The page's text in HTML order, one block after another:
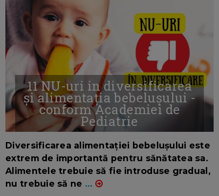
11 NU-uri in diversificarea
și alimentația bebelușului -
conform Academiei de
Pediatrie
Diversificarea alimentației bebelușului este
extrem de importantă pentru sănătatea sa.
Alimentele trebuie să fie introduse gradual,
nu trebuie să ne ...